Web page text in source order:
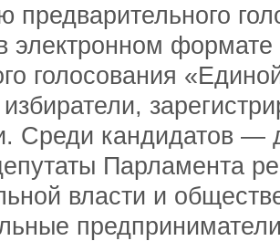
предварительного
электронном формате
голосования
Среди кандидатов —
Парламента
власти и